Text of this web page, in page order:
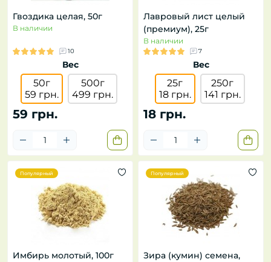
Гвоздика целая, 50г
В наличии
10
Вес
50г
59 грн.
500г
499 грн.
59 грн.
Лавровый лист целый
(премиум), 25г
В наличии
7
Вес
25г
18 грн.
250г
141 грн.
18 грн.
Популярный
Имбирь молотый, 100г
Популярный
Зира (кумин) семена,